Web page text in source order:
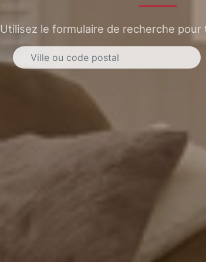
Utilisez le formulaire de recherche